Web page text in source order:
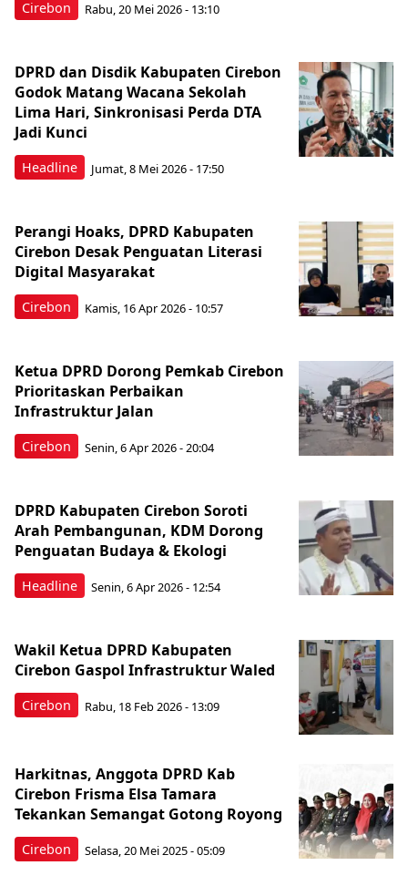
Cirebon Rabu, 20 Mei 2026 - 13:10
Headline
DPRD dan Disdik Kabupaten Cirebon
Godok Matang Wacana Sekolah
Lima Hari, Sinkronisasi Perda DTA
Jadi Kunci
Jumat, 8 Mei 2026 - 17:50
Cirebon
Perangi Hoaks, DPRD Kabupaten
Cirebon Desak Penguatan Literasi
Digital Masyarakat
Kamis, 16 Apr 2026 - 10:57
Cirebon
Ketua DPRD Dorong Pemkab Cirebon
Prioritaskan Perbaikan
Infrastruktur Jalan
Senin, 6 Apr 2026 - 20:04
Headline
DPRD Kabupaten Cirebon Soroti
Arah Pembangunan, KDM Dorong
Penguatan Budaya & Ekologi
Senin, 6 Apr 2026 - 12:54
Cirebon
Wakil Ketua DPRD Kabupaten
Cirebon Gaspol Infrastruktur Waled
Rabu, 18 Feb 2026 - 13:09
Cirebon
Harkitnas, Anggota DPRD Kab
Cirebon Frisma Elsa Tamara
Tekankan Semangat Gotong Royong
Selasa, 20 Mei 2025 - 05:09